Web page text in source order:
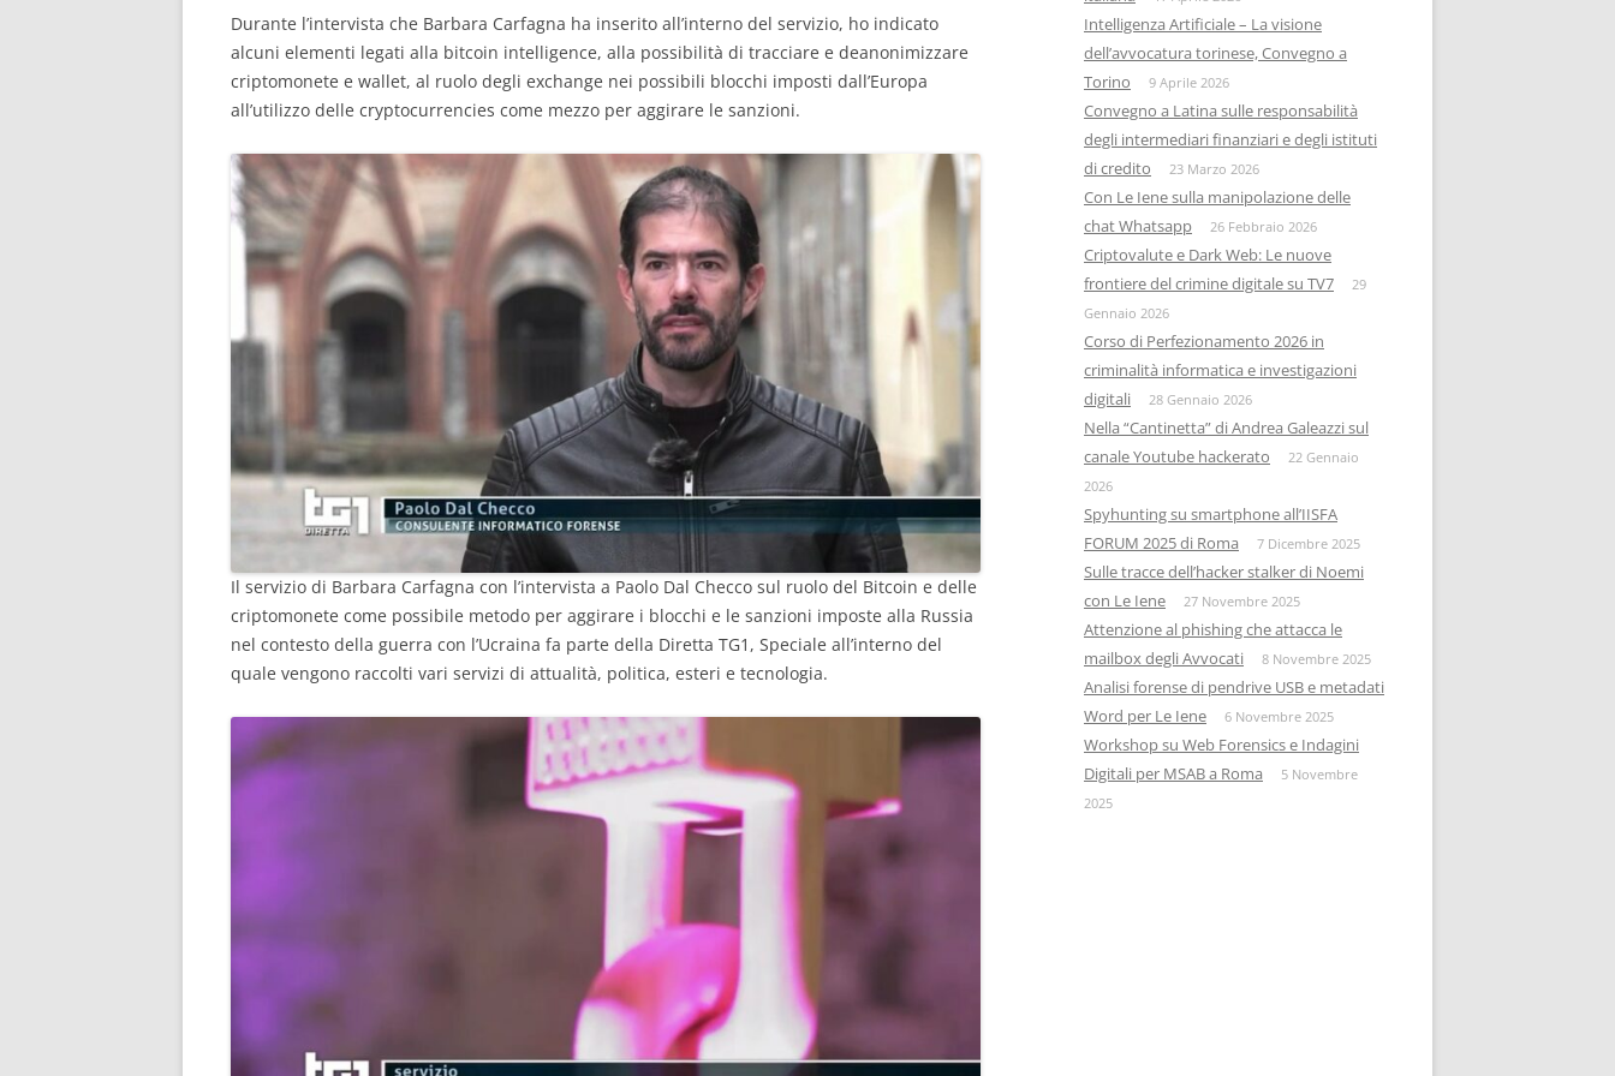
Durante l’intervista che Barbara Carfagna ha inserito all’interno del servizio, ho indicato
alcuni elementi legati alla bitcoin intelligence, alla possibilità di tracciare e deanonimizzare
criptomonete e wallet, al ruolo degli exchange nei possibili blocchi imposti dall’Europa
all’utilizzo delle cryptocurrencies come mezzo per aggirare le sanzioni.
Il servizio di Barbara Carfagna con l’intervista a Paolo Dal Checco sul ruolo del Bitcoin e delle
criptomonete come possibile metodo per aggirare i blocchi e le sanzioni imposte alla Russia
nel contesto della guerra con l’Ucraina fa parte della Diretta TG1, Speciale all’interno del
quale vengono raccolti vari servizi di attualità, politica, esteri e tecnologia.
Intelligenza Artificiale – La visione
dell’avvocatura torinese, Convegno a
Torino
9 Aprile 2026
Convegno a Latina sulle responsabilità
degli intermediari finanziari e degli istituti
di credito
23 Marzo 2026
Con Le Iene sulla manipolazione delle
chat Whatsapp
26 Febbraio 2026
Criptovalute e Dark Web: Le nuove
frontiere del crimine digitale su TV7
29
Gennaio 2026
Corso di Perfezionamento 2026 in
criminalità informatica e investigazioni
digitali
28 Gennaio 2026
Nella “Cantinetta” di Andrea Galeazzi sul
canale Youtube hackerato
22 Gennaio
2026
Spyhunting su smartphone all’IISFA
FORUM 2025 di Roma
7 Dicembre 2025
Sulle tracce dell’hacker stalker di Noemi
con Le Iene
27 Novembre 2025
Attenzione al phishing che attacca le
mailbox degli Avvocati
8 Novembre 2025
Analisi forense di pendrive USB e metadati
Word per Le Iene
6 Novembre 2025
Workshop su Web Forensics e Indagini
Digitali per MSAB a Roma
5 Novembre
2025